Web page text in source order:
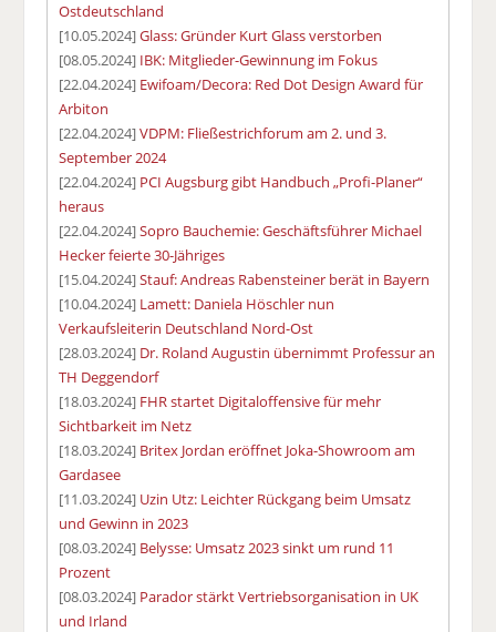
Ostdeutschland
[10.05.2024]Glass: Gründer Kurt Glass verstorben
[08.05.2024] IBK: Mitglieder-Gewinnung im Fokus
[22.04.2024] Ewifoam/Decora: Red Dot Design Award für
Arbiton
[22.04.2024]VDPM: Fließestrichforum am 2. und 3.
September 2024
[22.04.2024] PCI Augsburg gibt Handbuch „Profi-Planer“
heraus
[22.04.2024]Sopro Bauchemie: Geschäftsführer Michael
Hecker feierte 30-Jähriges
[15.04.2024]Stauf: Andreas Rabensteiner berät in Bayern
[10.04.2024] Lamett: Daniela Höschler nun
Verkaufsleiterin Deutschland Nord-Ost
[28.03.2024] Dr. Roland Augustin übernimmt Professur an
TH Deggendorf
[18.03.2024] FHR startet Digitaloffensive für mehr
Sichtbarkeit im Netz
[18.03.2024] Britex Jordan eröffnet Joka-Showroom am
Gardasee
[11.03.2024] Uzin Utz: Leichter Rückgang beim Umsatz
und Gewinn in 2023
[08.03.2024] Belysse: Umsatz 2023 sinkt um rund 11
Prozent
[08.03.2024] Parador stärkt Vertriebsorganisation in UK
und Irland